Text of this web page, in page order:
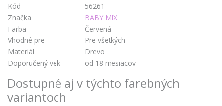
Kód
56261
Značka
BABY MIX
Farba
Červená
Vhodné pre
Pre všetkých
Materiál
Drevo
Doporučený vek
od 18 mesiacov
Dostupné aj v týchto farebných
variantoch